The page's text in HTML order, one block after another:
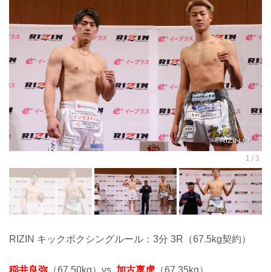
RIZIN キックボクシングルール：3分 3R（67.5kg契約）
稲井良弥 （67.50kg）vs. 加古稟虎 （67.35kg）